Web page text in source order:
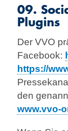
09.
Plugins
Der VVO
Facebook:
https://
den
www.vvo-